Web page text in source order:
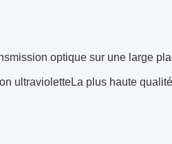
optique sur une large
ultravioletteLa plus haute